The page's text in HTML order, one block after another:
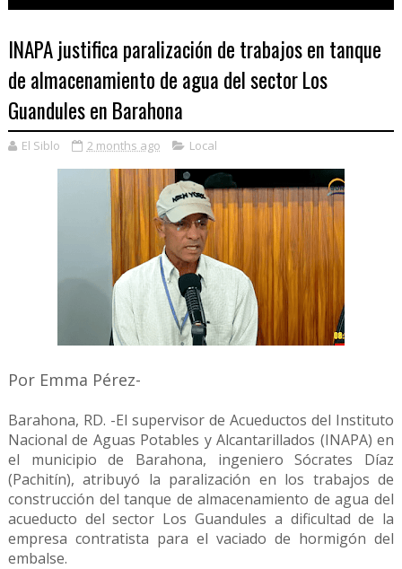
INAPA justifica paralización de trabajos en tanque
de almacenamiento de agua del sector Los
Guandules en Barahona
El Siblo 2 months ago Local
Por Emma Pérez-
Barahona, RD. -El supervisor de Acueductos del Instituto
Nacional de Aguas Potables y Alcantarillados (INAPA) en
el municipio de Barahona, ingeniero Sócrates Díaz
(Pachitín), atribuyó la paralización en los trabajos de
construcción del tanque de almacenamiento de agua del
acueducto del sector Los Guandules a dificultad de la
empresa contratista para el vaciado de hormigón del
embalse.